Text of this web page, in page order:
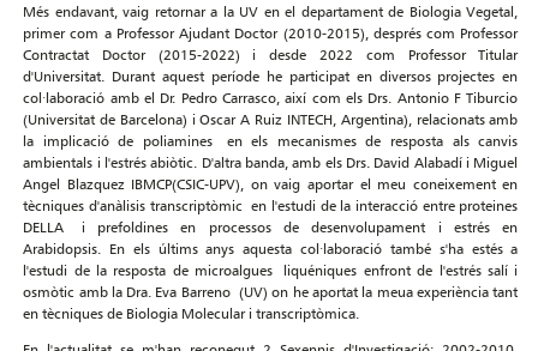
Més endavant, vaig retornar a la UV en el departament de Biologia Vegetal,
primer com a Professor Ajudant Doctor (2010-2015), després com Professor
Contractat Doctor (2015-2022) i desde 2022 com Professor Titular
d'Universitat. Durant aquest període he participat en diversos projectes en
col·laboració amb el Dr. Pedro Carrasco, així com els Drs. Antonio F Tiburcio
(Universitat de Barcelona) i Oscar A Ruiz INTECH, Argentina), relacionats amb
la implicació de poliamines en els mecanismes de resposta als canvis
ambientals i l'estrés abiòtic. D'altra banda, amb els Drs. David Alabadí i Miguel
Angel Blazquez IBMCP(CSIC-UPV), on vaig aportar el meu coneixement en
tècniques d'anàlisis transcriptòmic en l'estudi de la interacció entre proteines
DELLA i prefoldines en processos de desenvolupament i estrés en
Arabidopsis. En els últims anys aquesta col·laboració també s'ha estés a
l'estudi de la resposta de microalgues liquéniques enfront de l'estrés salí i
osmòtic amb la Dra. Eva Barreno (UV) on he aportat la meua experiència tant
en tècniques de Biologia Molecular i transcriptòmica.